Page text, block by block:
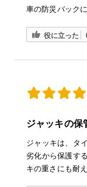
車の防災バック
役に立った
ジャッキの保
ジャッキは、タ
劣化から保護す
キの重さにも耐